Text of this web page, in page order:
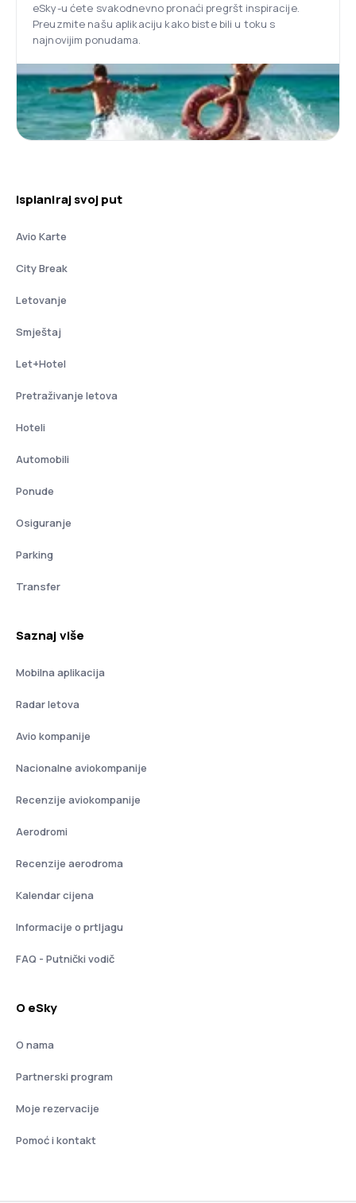
eSky-u ćete svakodnevno pronaći pregršt inspiracije.
Preuzmite našu aplikaciju kako biste bili u toku s
najnovijim ponudama.
Isplaniraj svoj put
Avio Karte
City Break
Letovanje
Smještaj
Let+Hotel
Pretraživanje letova
Hoteli
Automobili
Ponude
Osiguranje
Parking
Transfer
Saznaj više
Mobilna aplikacija
Radar letova
Avio kompanije
Nacionalne aviokompanije
Recenzije aviokompanije
Aerodromi
Recenzije aerodroma
Kalendar cijena
Informacije o prtljagu
FAQ - Putnički vodič
O eSky
O nama
Partnerski program
Moje rezervacije
Pomoć i kontakt